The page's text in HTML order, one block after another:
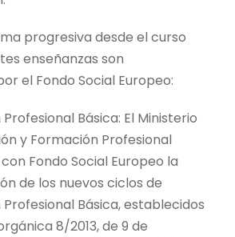
progresiva desde el curso
enseñanzas son
el Fondo Social Europeo:
Básica: El Ministerio
y Formación Profesional
Fondo Social Europeo la
de los nuevos ciclos de
Básica, establecidos
8/2013, de 9 de